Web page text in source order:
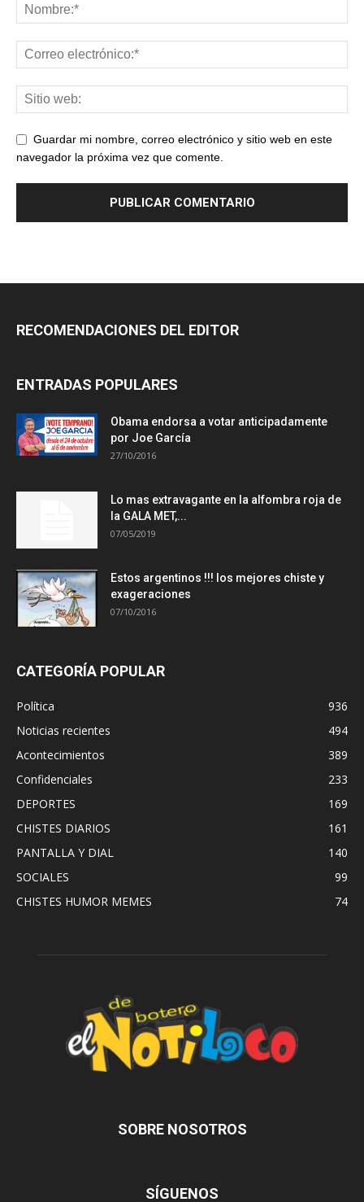
Guardar mi nombre, correo electrónico y sitio web en este
navegador la próxima vez que comente.
RECOMENDACIONES DEL EDITOR
ENTRADAS POPULARES
Obama endorsa a votar anticipadamente
por Joe García
27/10/2016
Lo mas extravagante en la alfombra roja de
la GALA MET,...
07/05/2019
Estos argentinos !!! los mejores chiste y
exageraciones
07/10/2016
CATEGORÍA POPULAR
Política
936
Noticias recientes
494
Acontecimientos
389
Confidenciales
233
DEPORTES
169
CHISTES DIARIOS
161
PANTALLA Y DIAL
140
SOCIALES
99
CHISTES HUMOR MEMES
74
SOBRE NOSOTROS
SÍGUENOS